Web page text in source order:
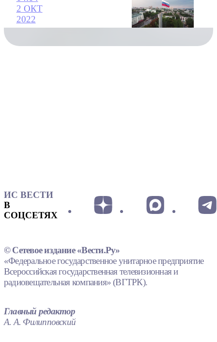
2 ОКТ
2022
ИС ВЕСТИ
В
СОЦСЕТЯХ
© Сетевое издание «Вести.Ру»
«Федеральное государственное унитарное предприятие
Всероссийская государственная телевизионная и
радиовещательная компания» (ВГТРК).
Главный редактор
А. А. Филипповский